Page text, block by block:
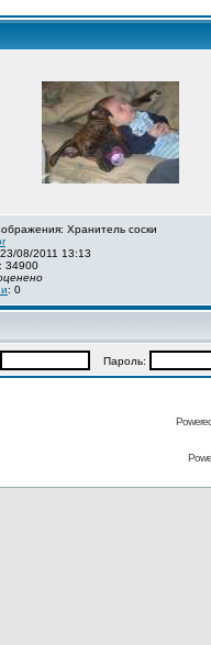
Хранитель соски
08/2011 13:13
34900
: 0
Пароль: